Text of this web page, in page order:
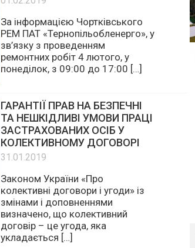
До уваги жителів міста
Чорткова!
01.02.2019
За інформацією Чортківського
РЕМ ПАТ «Тернопільобленерго», у
понеділок, з 09:00 до 17:00 […]
ГАРАНТІЇ ПРАВ НА БЕЗПЕЧНІ
ТА НЕШКІДЛИВІ УМОВИ ПРАЦІ
ЗАСТРАХОВАНИХ ОСІБ У
КОЛЕКТИВНОМУ ДОГОВОРІ
31.01.2019
Законом України «Про
колективні договори і угоди» із
змінами і доповненнями